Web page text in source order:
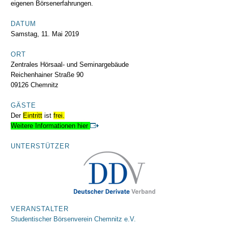
eigenen Börsenerfahrungen.
DATUM
Samstag, 11. Mai 2019
ORT
Zentrales Hörsaal- und Seminargebäude
Reichenhainer Straße 90
09126 Chemnitz
GÄSTE
Der Eintritt ist frei.
Weitere Informationen hier
UNTERSTÜTZER
VERANSTALTER
Studentischer Börsenverein Chemnitz e.V.